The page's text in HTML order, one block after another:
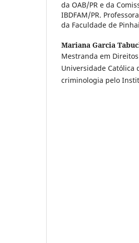
da OAB/PR e da
IBDFAM/PR.
da Faculdade de
Mariana Garcia
Mestranda em
Universidade Católica
criminologia pelo